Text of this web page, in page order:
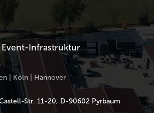
Infrastruktur
| Köln | Hannover
Str. 11-20, D-90602 Pyrbaum